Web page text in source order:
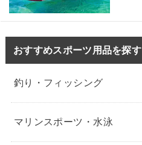
おすすめスポーツ用品を探す
釣り・フィッシング
マリンスポーツ・水泳